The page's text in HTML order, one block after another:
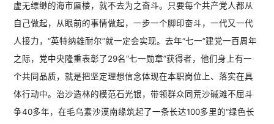
虚无缥缈的海市蜃楼，就不去为之奋斗。只要每个共产党人都从
自己做起，从眼前的事情做起，一步一个脚印奋斗，一代又一代
人接力，“英特纳雄耐尔”就一定会实现。去年“七一”建党一百周年
之际，党中央隆重表彰了29名“七一勋章”获得者，他们身上有一
个共同品质，就是把坚定理想信念体现在本职岗位上、落实在具
体行动中。治沙造林的模范石光银，带领群众同荒沙碱滩不屈斗
争40多年，在毛乌素沙漠南缘筑起了一条长达100多里的“绿色长